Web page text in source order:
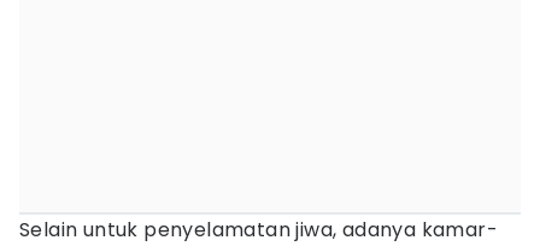
Selain untuk penyelamatan jiwa, adanya kamar-